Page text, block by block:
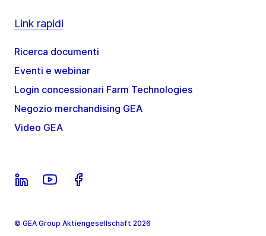
Link rapidi
Ricerca documenti
Eventi e webinar
Login concessionari Farm Technologies
Negozio merchandising GEA
Video GEA
© GEA Group Aktiengesellschaft 2026